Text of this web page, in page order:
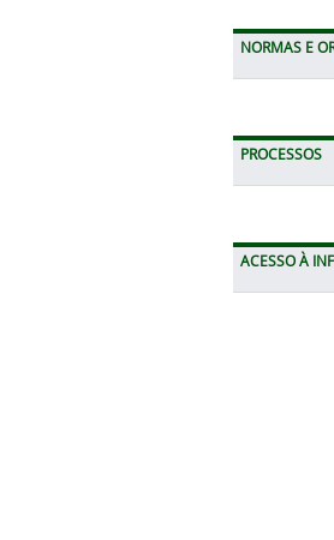
NORMAS E
PROCESSOS
ACESSO À